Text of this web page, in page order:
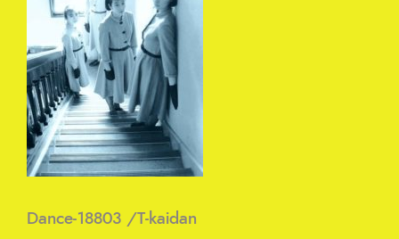
Dance-18803 /T-kaidan